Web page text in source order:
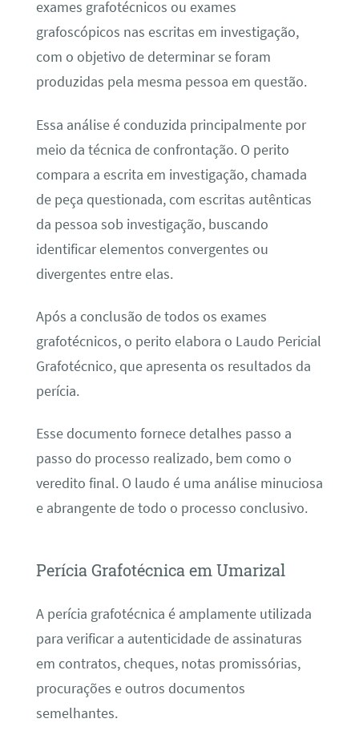
exames grafotécnicos ou exames
grafoscópicos nas escritas em investigação,
com o objetivo de determinar se foram
produzidas pela mesma pessoa em questão.
Essa análise é conduzida principalmente por
meio da técnica de confrontação. O perito
compara a escrita em investigação, chamada
de peça questionada, com escritas autênticas
da pessoa sob investigação, buscando
identificar elementos convergentes ou
divergentes entre elas.
Após a conclusão de todos os exames
grafotécnicos, o perito elabora o Laudo Pericial
Grafotécnico, que apresenta os resultados da
perícia.
Esse documento fornece detalhes passo a
passo do processo realizado, bem como o
veredito final. O laudo é uma análise minuciosa
e abrangente de todo o processo conclusivo.
Perícia Grafotécnica em Umarizal
A perícia grafotécnica é amplamente utilizada
para verificar a autenticidade de assinaturas
em contratos, cheques, notas promissórias,
procurações e outros documentos
semelhantes.